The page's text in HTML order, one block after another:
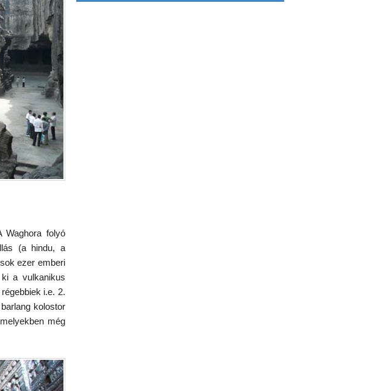
Waghora folyó
(a hindu, a
ezer emberi
a vulkanikus
i.e. 2.
kolostor
még